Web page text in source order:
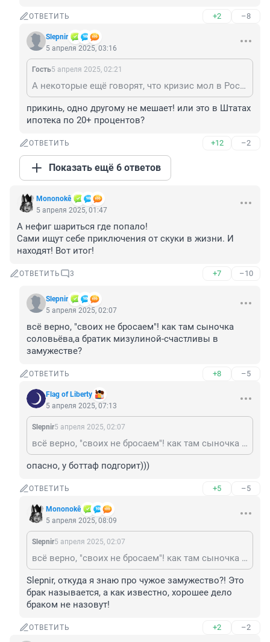
ОТВЕТИТЬ +2 –8
Slepnir
5 апреля 2025, 03:16
Гость5 апреля 2025, 02:21
А некоторые ещё говорят, что кризис мол в России 😁
прикинь, одно другому не мешает! или это в Штатах
ипотека по 20+ процентов?
ОТВЕТИТЬ +12 –2
Показать ещё 6 ответов
Mononokê
5 апреля 2025, 01:47
А нефиг шариться где попало!
Сами ищут себе приключения от скуки в жизни. И
находят! Вот итог!
ОТВЕТИТЬ 3 +7 –10
Slepnir
5 апреля 2025, 02:07
всё верно, "своих не бросаем"! как там сыночка
соловьёва,а братик мизулиной-счастливы в
замужестве?
ОТВЕТИТЬ +8 –5
Flag of Liberty
5 апреля 2025, 07:13
Slepnir5 апреля 2025, 02:07
всё верно, "своих не бросаем"! как там сыночка соловьёва,а братик мизулиной-счастливы в замужестве?
опасно, у боттаф подгорит)))
ОТВЕТИТЬ +5 –5
Mononokê
5 апреля 2025, 08:09
Slepnir5 апреля 2025, 02:07
всё верно, "своих не бросаем"! как там сыночка соловьёва,а братик мизулиной-счастливы в замужестве?
Slepnir, откуда я знаю про чужое замужество?! Это
брак называется, а как известно, хорошее дело
браком не назовут!
ОТВЕТИТЬ +2 –2